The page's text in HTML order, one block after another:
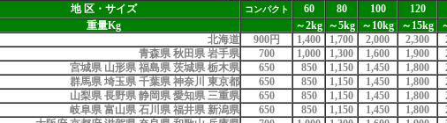
地 区・サイズ
コンパクト 60 80 100 120
重量Kg
～2kg ～5kg ～10kg ～15kg
北海道
900円 1,400 1,700 2,000 2,300
青森県 秋田県 岩手県
700 1,000 1,300 1,600 1,900
宮城県 山形県 福島県 茨城県 栃木県
650 850 1,150 1,450 1,800
群馬県 埼玉県 千葉県 神奈川 東京都
650 850 1,150 1,450 1,800
山梨県 長野県 静岡県 愛知県 三重県
650 850 1,150 1,450 1,800
岐阜県 富山県 石川県 福井県 新潟県
650 850 1,150 1,450 1,800